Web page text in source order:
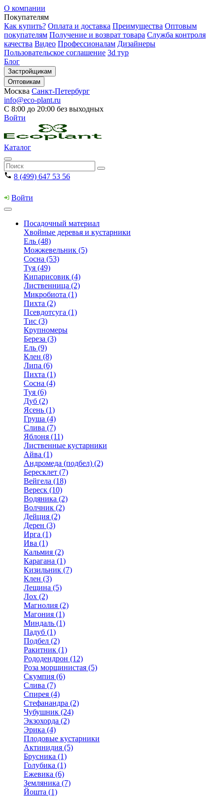
О компании
Покупателям
Как купить? Оплата и доставка Преимущества Оптовым
покупателям Получение и возврат товара Служба контроля
качества Видео Профессионалам Дизайнеры
Пользовательское соглашение 3d тур
Блог
Застройщикам
Оптовикам
Москва Санкт-Петербург
info@eco-plant.ru
С 8:00 до 20:00 без выходных
Войти
Каталог
8 (499) 647 53 56
Войти
Посадочный материал
Хвойные деревья и кустарники
Ель (48)
Можжевельник (5)
Сосна (53)
Туя (49)
Кипарисовик (4)
Лиственница (2)
Микробиота (1)
Пихта (2)
Псевдотсуга (1)
Тис (3)
Крупномеры
Береза (3)
Ель (9)
Клен (8)
Липа (6)
Пихта (1)
Сосна (4)
Туя (6)
Дуб (2)
Ясень (1)
Груша (4)
Слива (7)
Яблоня (11)
Лиственные кустарники
Айва (1)
Андромеда (подбел) (2)
Бересклет (7)
Вейгела (18)
Вереск (10)
Водяника (2)
Волчник (2)
Дейция (2)
Дерен (3)
Ирга (1)
Ива (1)
Кальмия (2)
Карагана (1)
Кизильник (7)
Клен (3)
Лещина (5)
Лох (2)
Магнолия (2)
Магония (1)
Миндаль (1)
Падуб (1)
Подбел (2)
Ракитник (1)
Рододендрон (12)
Роза морщинистая (5)
Скумпия (6)
Слива (7)
Спирея (4)
Стефанандра (2)
Чубушник (24)
Экзохорда (2)
Эрика (4)
Плодовые кустарники
Актинидия (5)
Брусника (1)
Голубика (1)
Ежевика (6)
Земляника (7)
Йошта (1)